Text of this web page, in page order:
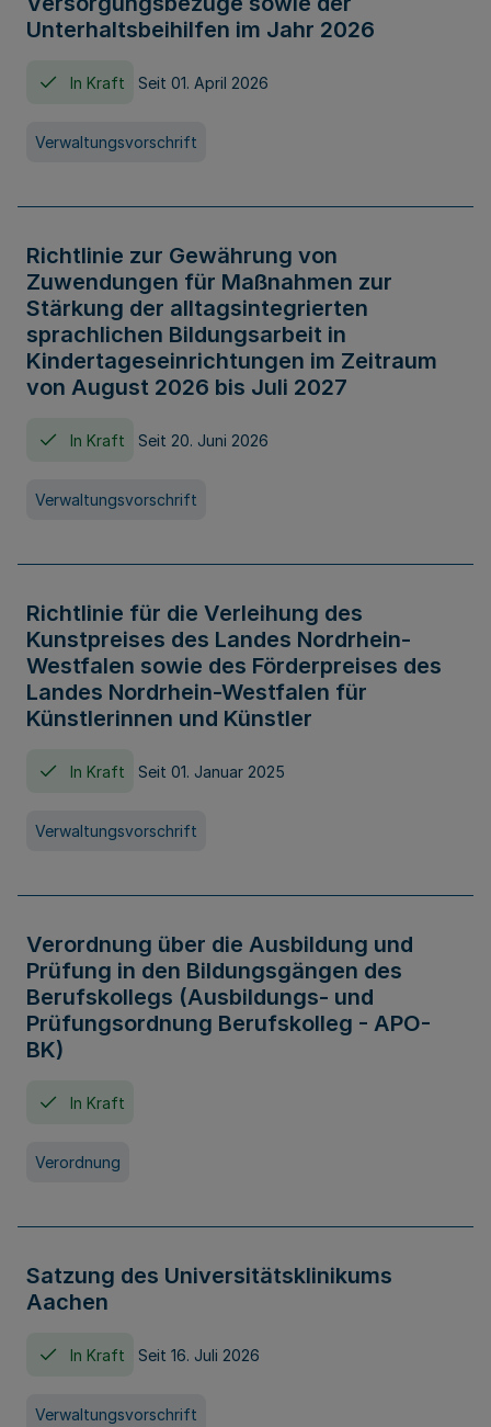
Unterhaltsbeihilfen im Jahr 2026
In Kraft Seit 01. April 2026
Verwaltungsvorschrift
Richtlinie zur Gewährung von
Zuwendungen für Maßnahmen zur
Stärkung der alltagsintegrierten
sprachlichen Bildungsarbeit in
Kindertageseinrichtungen im Zeitraum
von August 2026 bis Juli 2027
In Kraft Seit 20. Juni 2026
Verwaltungsvorschrift
Richtlinie für die Verleihung des
Kunstpreises des Landes Nordrhein-
Westfalen sowie des Förderpreises des
Landes Nordrhein-Westfalen für
Künstlerinnen und Künstler
In Kraft Seit 01. Januar 2025
Verwaltungsvorschrift
Verordnung über die Ausbildung und
Prüfung in den Bildungsgängen des
Berufskollegs (Ausbildungs- und
Prüfungsordnung Berufskolleg - APO-
BK)
In Kraft
Verordnung
Satzung des Universitätsklinikums
Aachen
In Kraft Seit 16. Juli 2026
Verwaltungsvorschrift